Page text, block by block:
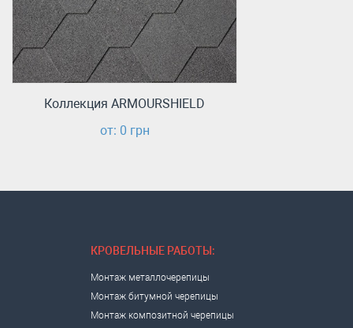
Коллекция ARMOURSHIELD
от: 0 грн
КРОВЕЛЬНЫЕ РАБОТЫ:
Монтаж металлочерепицы
Монтаж битумной черепицы
Монтаж композитной черепицы